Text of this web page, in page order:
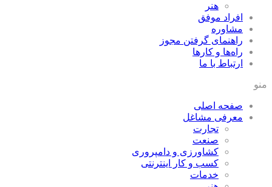
هنر
افراد موفق
مشاوره
راهنمای گرفتن مجوز
راه‌ها و كارها
ارتباط با ما
منو
صفحه اصلی
معرفی مشاغل
تجارت
صنعت
كشاورزی و دامپروری
كسب و كار اينترنتی
خدمات